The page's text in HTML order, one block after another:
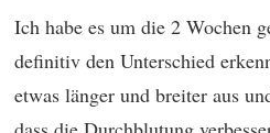
Ich habe es um die 2 Wochen
definitiv den Unterschied
etwas länger und breiter aus